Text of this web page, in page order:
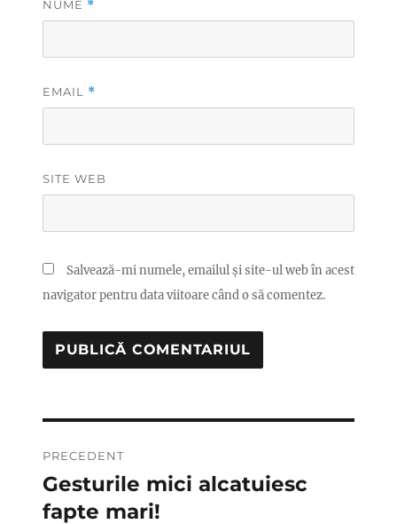
NUME *
EMAIL *
SITE WEB
Salvează-mi numele, emailul și site-ul web în acest
navigator pentru data viitoare când o să comentez.
în
articole
PRECEDENT
Articolul
anterior:
Gesturile mici alcatuiesc
fapte mari!